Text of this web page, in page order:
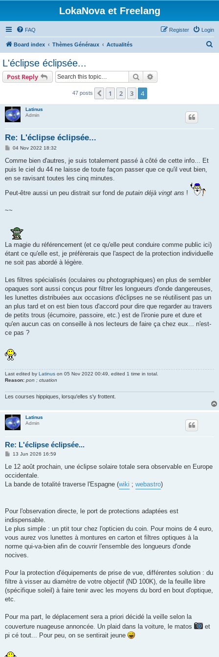
LokaNova et Freelang
FAQ Login
Register
Board index Thèmes Généraux Actualités
L'éclipse éclipsée...
Post Reply Search
47 posts Previous
1 2 3 4
Latinus
Admin
Re: L'éclipse éclipsée...
P
s
04 Nov 2022 18:32
Comme bien d'autres, je suis totalement passé à côté de cette info... Et
puis le ciel du 44 ne laisse de toute façon passer que ce qu'il veut bien,
en se ravisant toutes les cinq minutes.
Peut-être aussi un peu distrait sur fond de putain déjà vingt ans !
~~
La magie du référencement (et ce qu'elle peut conduire comme public ici)
étant ce qu'elle est, je préfèrerais que l'aspect de la protection individuelle
ne soit pas abordé à légère.
Les filtres spécialisés (oculaires ou photographiques) en plus de sembler
opaques sont aussi conçus pour filtrer les longueurs d'onde dangereuses,
les lunettes distribuées aux occasions d'éclipses ne se réutilisent pas un
an plus tard et on est bien tous d'accord pour dire que regarder au travers
de petits trous (écumoire, passoire, etc.) est de l'ironie pure et dure et
qu'en aucun cas on conseille à nos lecteurs de faire ça chez eux... n'est-
ce pas ?
Last edited by Latinus on 05 Nov 2022 00:49, edited 1 time in total.
Reason: pon ; ctuation
Les courses hippiques, lorsqu'elles s'y frottent.
Latinus
Admin
Re: L'éclipse éclipsée...
P
s
13 Jun 2026 16:59
Le 12 août prochain, une éclipse solaire totale sera observable en Europe
occidentale.
La bande de totalité traverse l'Espagne (wiki ; webastro)
Pour l'observation directe, le port de protections adaptées est
indispensable.
Le plus simple : un ptit tour chez l'opticien du coin. Pour moins de 4 euro,
vous aurez vos lunettes à montures en carton et filtres optiques à la
norme qui-va-bien afin de couvrir l'ensemble des longueurs d'onde
nocives.
Pour la protection d'équipements de prise de vue, différentes solution : du
filtre à visser au diamètre de votre objectif (ND 100K), de la feuille libre
(spécifique soleil) à faire tenir avec les moyens du bord en bout d'optique,
etc.
Pour ma part, le déplacement sera a priori décidé la veille selon la
couverture nuageuse annoncée. Un plaid dans la voiture, le matos
et
pi cé tout... Pour peu, on se sentirait jeune